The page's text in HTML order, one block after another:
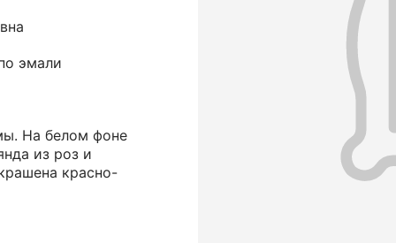
эмали
На белом фоне
из роз и
красно-